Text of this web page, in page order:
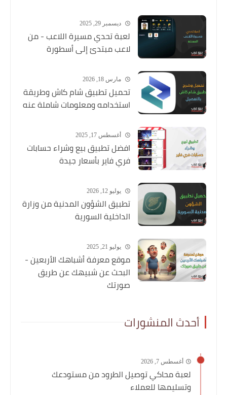
ديسمبر 29, 2025
لعبة تحدي مسيرة اللاعب - من
لاعب مبتدئ إلى أسطورة
مارس 18, 2026
تحميل تطبيق شام كاش وطريقة
استخدامه ومعلومات شاملة عنه
أغسطس 17, 2025
افضل تطبيق بيع وشراء حسابات
فري فاير بأسعار جيدة
يوليو 12, 2026
تطبيق الشؤون المدنية من وزارة
الداخلية السورية
يوليو 21, 2025
موقع معرفة أشباهك الأربعين -
البحث عن شبيهك عن طريق
صورتك
أحدث المنشورات
أغسطس 7, 2026
لعبة محاكي توصيل الطرود من مستودعك
وتسليمها للعملاء